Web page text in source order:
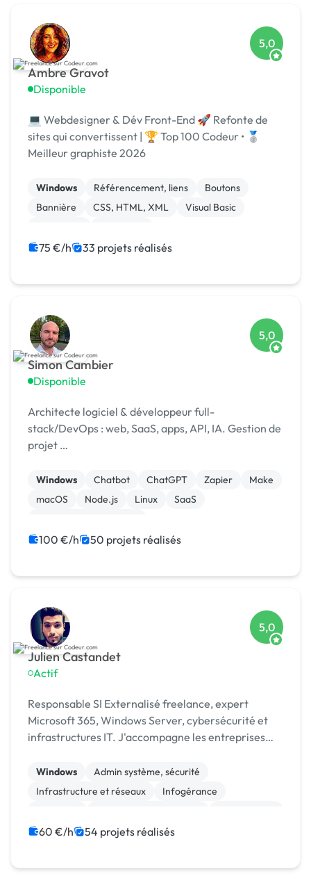
Ambre Gravot
Disponible
5,0
💻 Webdesigner & Dév Front-End 🚀 Refonte de
sites qui convertissent | 🏆 Top 100 Codeur • 🥈
Meilleur graphiste 2026
Windows Référencement, liens
Boutons
Bannière
CSS, HTML, XML
Visual Basic
Print (flyer, plaquette, affiche...)
75 €/h 33 projets réalisés
Simon Cambier
Disponible
5,0
Architecte logiciel & développeur full-
stack/DevOps : web, SaaS, apps, API, IA. Gestion de
projet …
Windows Chatbot ChatGPT Zapier
Make
macOS
Node.js Linux
SaaS
100 €/h 50 projets réalisés
Julien Castandet
Actif
5,0
Responsable SI Externalisé freelance, expert
Microsoft 365, Windows Server, cybersécurité et
infrastructures IT. J'accompagne les entreprises
numérique.
Windows
Admin système, sécurité
Infrastructure et réseaux
Infogérance
Sécurité
Logiciel Gestion de documents (GED)
60 €/h 54 projets réalisés